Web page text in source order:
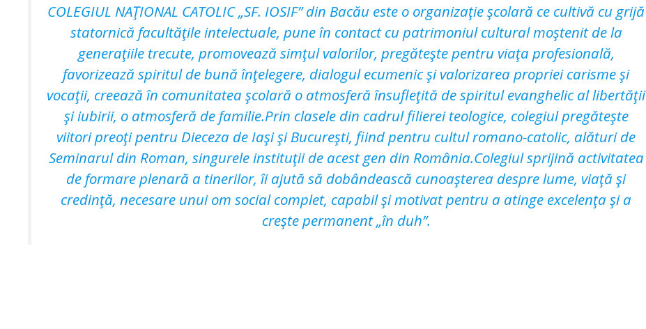
COLEGIUL NAŢIONAL CATOLIC „SF. IOSIF” din Bacău este o organizaţie şcolară ce cultivă cu grijă
statornică facultăţile intelectuale, pune în contact cu patrimoniul cultural moştenit de la
generaţiile trecute, promovează simţul valorilor, pregăteşte pentru viaţa profesională,
favorizează spiritul de bună înţelegere, dialogul ecumenic şi valorizarea propriei carisme şi
vocaţii, creează în comunitatea şcolară o atmosferă însufleţită de spiritul evanghelic al libertăţii
şi iubirii, o atmosferă de familie.Prin clasele din cadrul filierei teologice, colegiul pregăteşte
viitori preoţi pentru Dieceza de Iaşi şi Bucureşti, fiind pentru cultul romano-catolic, alături de
Seminarul din Roman, singurele instituţii de acest gen din România.Colegiul sprijină activitatea
de formare plenară a tinerilor, îi ajută să dobândească cunoaşterea despre lume, viaţă şi
credinţă, necesare unui om social complet, capabil şi motivat pentru a atinge excelenţa şi a
creşte permanent „în duh”.